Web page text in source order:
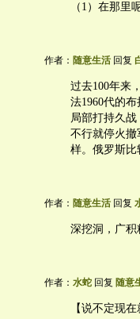
（1）在那里呢
作者： 随意生活 回复
过去100年来
法1960代的
局部打持久
不行就停火
样。俄罗斯比
作者： 随意生活 回复
深挖洞，广积
作者： 水蛇 回复 随意
【说不定现